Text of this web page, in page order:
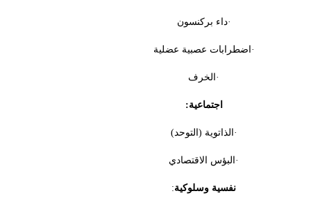
·داء بركنسون
·اضطرابات عصبية عضلية
·الخرف
اجتماعية:
·الذاتوية (التوحد)
·البؤس الاقتصادي
نفسية وسلوكية: